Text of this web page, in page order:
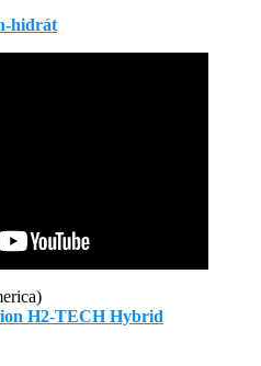
hidrát
H2-TECH Hybrid